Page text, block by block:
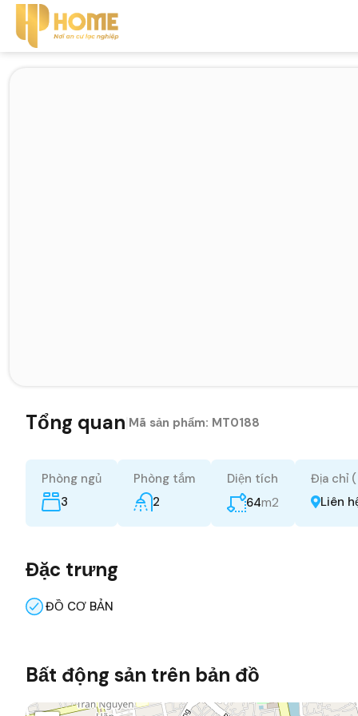
Tổng quan Mã sản phẩm: MT0188
Phòng ngủ
3
Phòng tắm
2
Diện tích
64m2
Địa chỉ
Liên
Đặc trưng
ĐỒ CƠ BẢN
Bất động sản trên bản đồ